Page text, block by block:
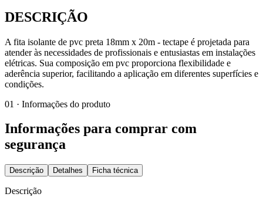
DESCRIÇÃO
A fita isolante de pvc preta 18mm x 20m - tectape é projetada para
atender às necessidades de profissionais e entusiastas em instalações
elétricas. Sua composição em pvc proporciona flexibilidade e
aderência superior, facilitando a aplicação em diferentes superfícies e
condições.
01 · Informações do produto
Informações para comprar com
segurança
Descrição Detalhes Ficha técnica
Descrição